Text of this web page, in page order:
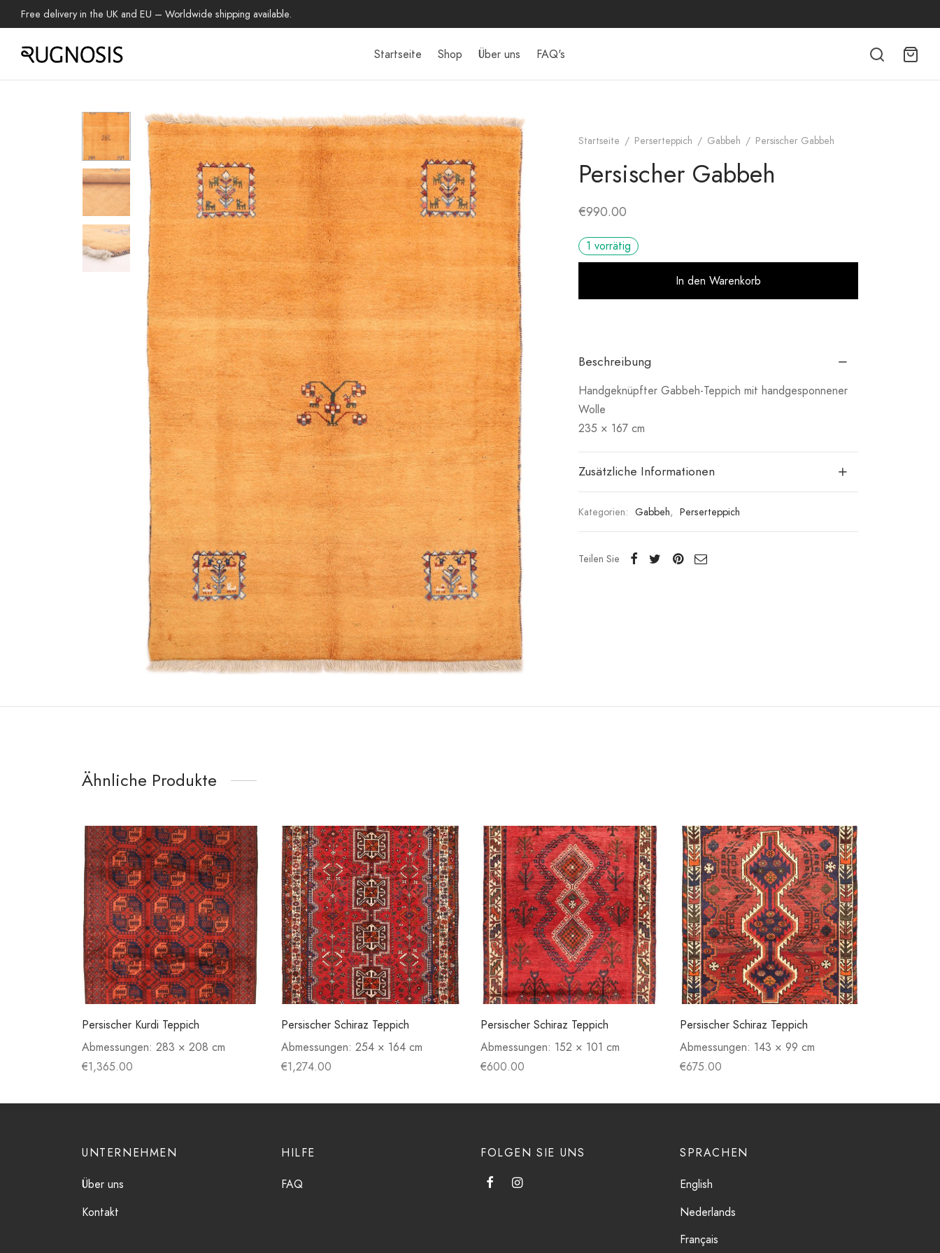
Free delivery in the UK and EU – Worldwide shipping available.
Startseite Shop Über uns FAQ's
Startseite / Perserteppich / Gabbeh / Persischer Gabbeh
Persischer Gabbeh
€990.00
1 vorrätig
In den Warenkorb
Beschreibung
Handgeknüpfter Gabbeh-Teppich mit handgesponnener
Wolle
235 × 167 cm
Zusätzliche Informationen
Kategorien: Gabbeh, Perserteppich
Teilen Sie
Ähnliche Produkte
Persischer Kurdi Teppich
Abmessungen: 283 × 208 cm
€1,365.00
Persischer Schiraz Teppich
Abmessungen: 254 × 164 cm
€1,274.00
Persischer Schiraz Teppich
Abmessungen: 152 × 101 cm
€600.00
Persischer Schiraz Teppich
Abmessungen: 143 × 99 cm
€675.00
UNTERNEHMEN
Über uns
Kontakt
HILFE
FAQ
FOLGEN SIE UNS
SPRACHEN
English
Nederlands
Français